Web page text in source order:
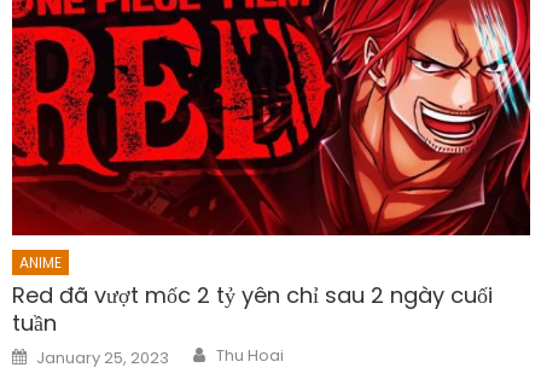
ANIME
Red đã vượt mốc 2 tỷ yên chỉ sau 2 ngày cuối
tuần
Posted
on
January 25, 2023 Author
Thu Hoai